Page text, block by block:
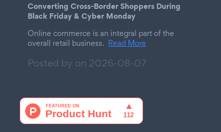
Converting Cross-Border Shoppers During
Black Friday & Cyber Monday
Online commerce is an integral part of the
overall retail business. Read More
Posted by on 2026-08-07